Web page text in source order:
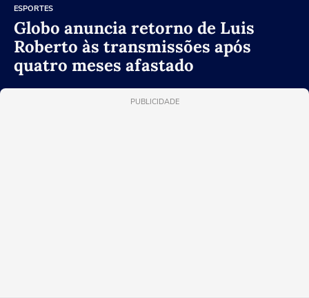
ESPORTES
Globo anuncia retorno de Luis
Roberto às transmissões após
quatro meses afastado
PUBLICIDADE